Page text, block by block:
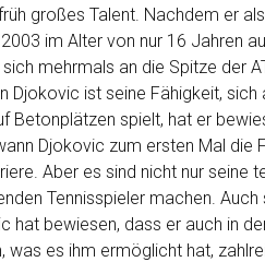
großes Talent. Nachdem er
im Alter von nur 16 Jahren
mehrmals an die Spitze der
Djokovic ist seine Fähigkeit, sich
Betonplätzen spielt, hat er
Djokovic zum ersten Mal die
Aber es sind nicht nur seine
Tennisspieler machen.
bewiesen, dass er auch in
was es ihm ermöglicht hat,